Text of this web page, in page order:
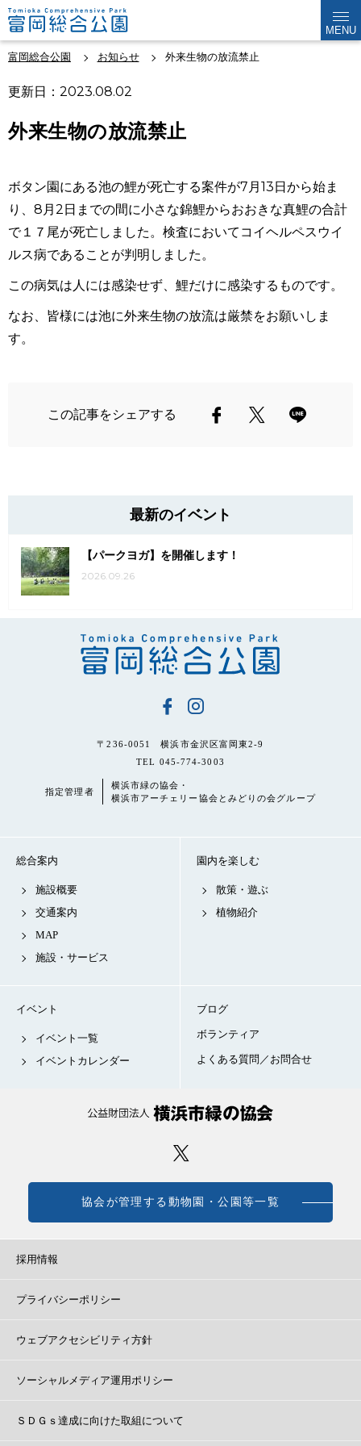
MENU
富岡総合公園 お知らせ 外来生物の放流禁止
更新日：2023.08.02
外来生物の放流禁止
ボタン園にある池の鯉が死亡する案件が7月13日から始ま
り、8月2日までの間に小さな錦鯉からおおきな真鯉の合計
で１７尾が死亡しました。検査においてコイヘルペスウイ
ルス病であることが判明しました。
この病気は人には感染せず、鯉だけに感染するものです。
なお、皆様には池に外来生物の放流は厳禁をお願いしま
す。
この記事をシェアする
最新のイベント
【パークヨガ】を開催します！
2026.09.26
〒236-0051 横浜市金沢区富岡東2-9
TEL 045-774-3003
指定管理者
横浜市緑の協会・
横浜市アーチェリー協会とみどりの会グループ
総合案内
施設概要
交通案内
MAP
施設・サービス
園内を楽しむ
散策・遊ぶ
植物紹介
イベント
イベント一覧
イベントカレンダー
ブログ
ボランティア
よくある質問／お問合せ
協会が管理する動物園・公園等一覧
採用情報
プライバシーポリシー
ウェブアクセシビリティ方針
ソーシャルメディア運用ポリシー
ＳＤＧｓ達成に向けた取組について